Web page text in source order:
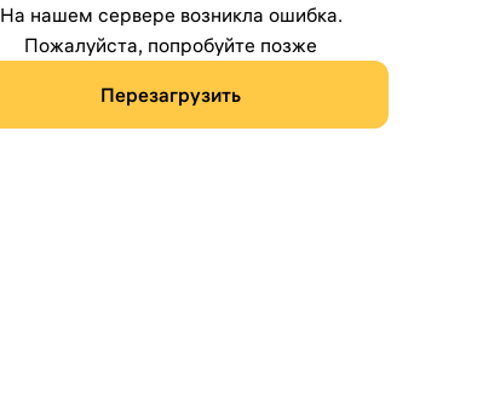
На нашем сервере возникла ошибка.
Пожалуйста, попробуйте позже
Перезагрузить